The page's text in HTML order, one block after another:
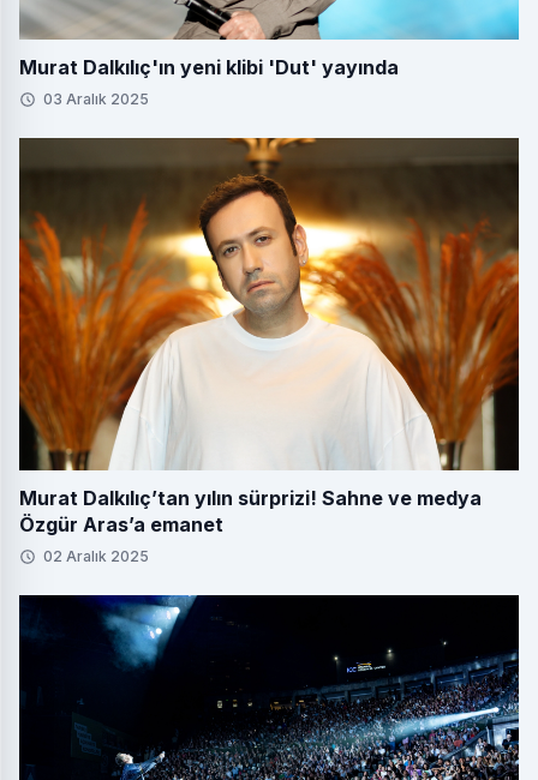
Murat Dalkılıç'ın yeni klibi 'Dut' yayında
03 Aralık 2025
Murat Dalkılıç’tan yılın sürprizi! Sahne ve medya
Özgür Aras’a emanet
02 Aralık 2025